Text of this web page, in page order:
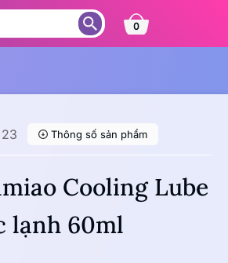
0
Thông số sản phẩm
Cooling Lube
lạnh 60ml